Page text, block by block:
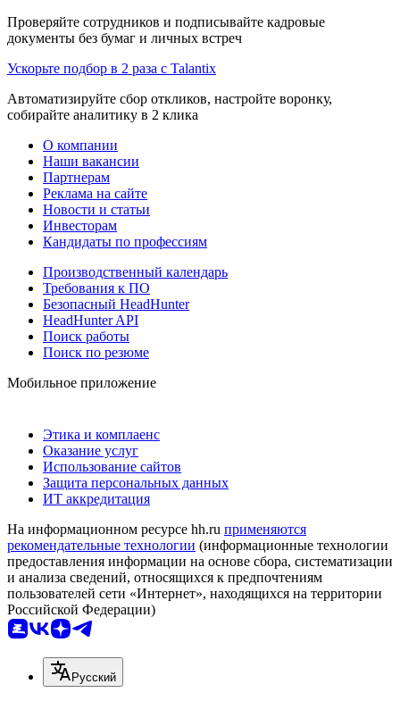
Проверяйте сотрудников и подписывайте кадровые
документы без бумаг и личных встреч
Ускорьте подбор в 2 раза с Talantix
Автоматизируйте сбор откликов, настройте воронку,
собирайте аналитику в 2 клика
О компании
Наши вакансии
Партнерам
Реклама на сайте
Новости и статьи
Инвесторам
Кандидаты по профессиям
Производственный календарь
Требования к ПО
Безопасный HeadHunter
HeadHunter API
Поиск работы
Поиск по резюме
Мобильное приложение
Этика и комплаенс
Оказание услуг
Использование сайтов
Защита персональных данных
ИТ аккредитация
На информационном ресурсе hh.ru применяются
рекомендательные технологии (информационные технологии
предоставления информации на основе сбора, систематизации
и анализа сведений, относящихся к предпочтениям
пользователей сети «Интернет», находящихся на территории
Российской Федерации)
Русский